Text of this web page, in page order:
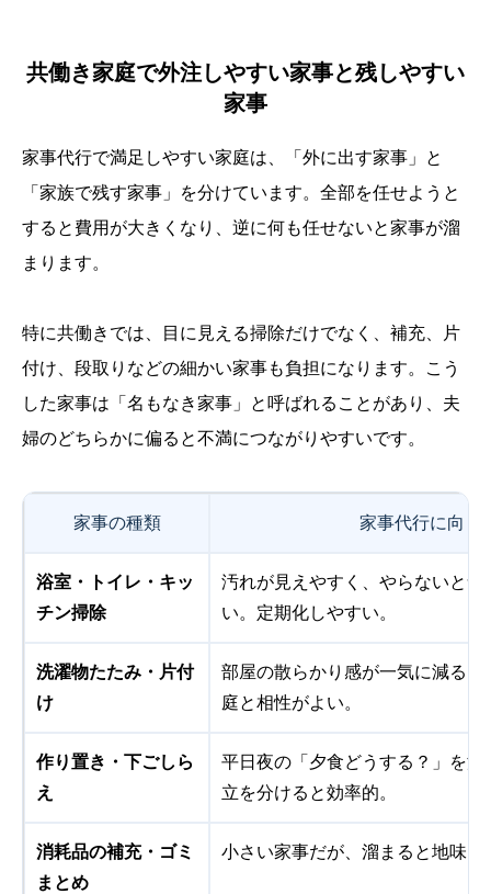
共働き家庭で外注しやすい家事と残しやすい
家事
家事代行で満足しやすい家庭は、「外に出す家事」と
「家族で残す家事」を分けています。全部を任せようと
すると費用が大きくなり、逆に何も任せないと家事が溜
まります。
特に共働きでは、目に見える掃除だけでなく、補充、片
付け、段取りなどの細かい家事も負担になります。こう
した家事は「名もなき家事」と呼ばれることがあり、夫
婦のどちらかに偏ると不満につながりやすいです。
家事の種類 家事代行に向く
浴室・トイレ・キッ
チン掃除
汚れが見えやすく、やらないと気
い。定期化しやすい。
洗濯物たたみ・片付
け
部屋の散らかり感が一気に減る。
庭と相性がよい。
作り置き・下ごしら
え
平日夜の「夕食どうする？」を減
立を分けると効率的。
消耗品の補充・ゴミ
まとめ
小さい家事だが、溜まると地味に